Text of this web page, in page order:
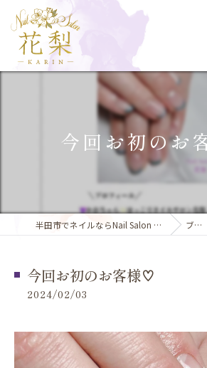
今回お初のお
半田市でネイルならNail Salon 花梨 ブログ
今回お初のお客様♡
2024/02/03